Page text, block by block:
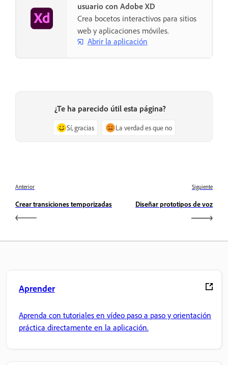
usuario con Adobe XD
Crea bocetos interactivos para sitios
web y aplicaciones móviles.
Abrir la aplicación
¿Te ha parecido útil esta página?
Sí, gracias La verdad es que no
Anterior
Crear transiciones temporizadas
Siguiente
Diseñar prototipos de voz
Aprender
Aprenda con tutoriales en vídeo paso a paso y orientación
práctica directamente en la aplicación.